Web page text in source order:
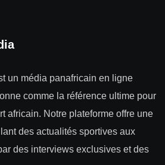
un média panafricain en ligne
comme la référence ultime pour
africain. Notre plateforme offre une
des actualités sportives aux
des interviews exclusives et des